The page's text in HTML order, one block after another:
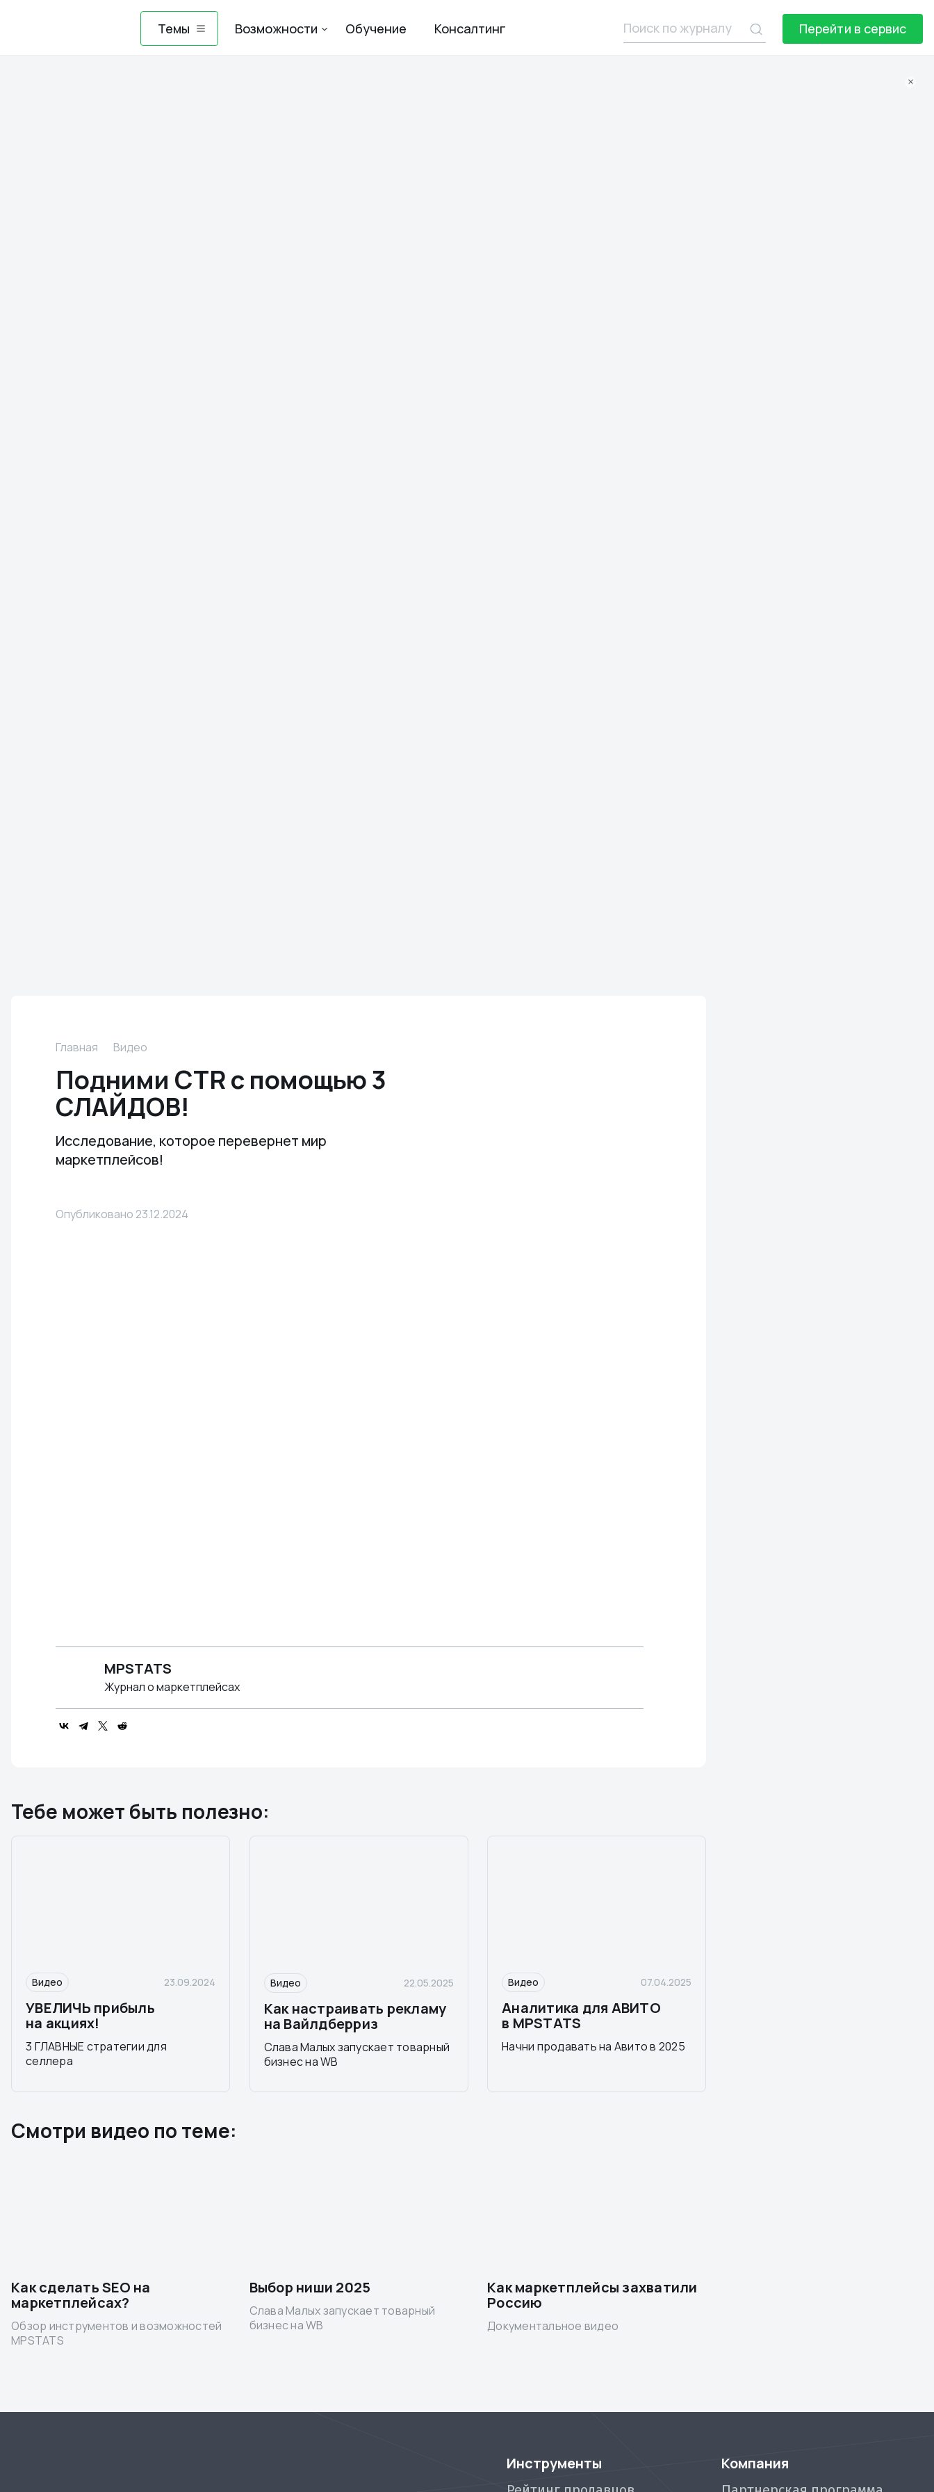
Темы Возможности Обучение Консалтинг Перейти в сервис
×
Главная Видео
Подними CTR с помощью 3
СЛАЙДОВ!
Исследование, которое перевернет мир
маркетплейсов!
Опубликовано 23.12.2024
MPSTATS
Журнал о маркетплейсах
Тебе может быть полезно:
Видео 23.09.2024
УВЕЛИЧЬ прибыль
на акциях!
3 ГЛАВНЫЕ стратегии для
селлера
Видео 22.05.2025
Как настраивать рекламу
на Вайлдберриз
Слава Малых запускает товарный
бизнес на WB
Видео 07.04.2025
Аналитика для АВИТО
в MPSTATS
Начни продавать на Авито в 2025
Смотри видео по теме:
Как сделать SEO на
маркетплейсах?
Обзор инструментов и возможностей
MPSTATS
Выбор ниши 2025
Слава Малых запускает товарный
бизнес на WB
Как маркетплейсы захватили
Россию
Документальное видео
Инструменты Компания